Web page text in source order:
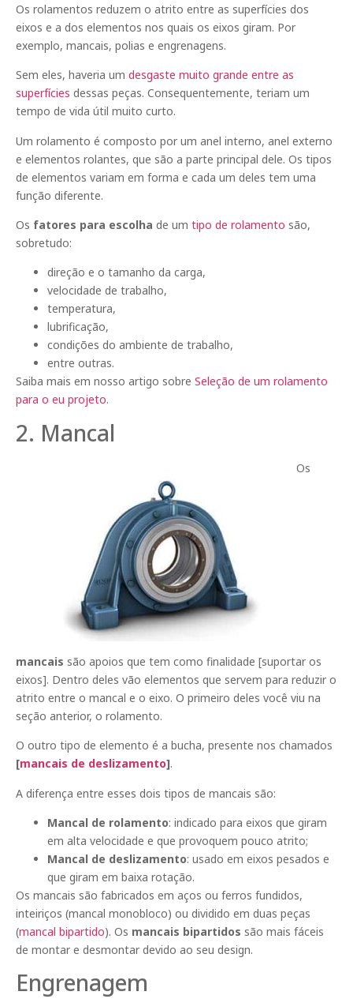
Os rolamentos reduzem o atrito entre as superfícies dos
eixos e a dos elementos nos quais os eixos giram. Por
exemplo, mancais, polias e engrenagens.
Sem eles, haveria um desgaste muito grande entre as
superfícies dessas peças. Consequentemente, teriam um
tempo de vida útil muito curto.
Um rolamento é composto por um anel interno, anel externo
e elementos rolantes, que são a parte principal dele. Os tipos
de elementos variam em forma e cada um deles tem uma
função diferente.
Os fatores para escolha de um tipo de rolamento são,
sobretudo:
direção e o tamanho da carga,
velocidade de trabalho,
temperatura,
lubrificação,
condições do ambiente de trabalho,
entre outras.
Saiba mais em nosso artigo sobre Seleção de um rolamento
para o eu projeto.
2. Mancal
Os
mancais são apoios que tem como finalidade [suportar os
eixos]. Dentro deles vão elementos que servem para reduzir o
atrito entre o mancal e o eixo. O primeiro deles você viu na
seção anterior, o rolamento.
O outro tipo de elemento é a bucha, presente nos chamados
[mancais de deslizamento].
A diferença entre esses dois tipos de mancais são:
Mancal de rolamento: indicado para eixos que giram
em alta velocidade e que provoquem pouco atrito;
Mancal de deslizamento: usado em eixos pesados e
que giram em baixa rotação.
Os mancais são fabricados em aços ou ferros fundidos,
inteiriços (mancal monobloco) ou dividido em duas peças
(mancal bipartido). Os mancais bipartidos são mais fáceis
de montar e desmontar devido ao seu design.
Engrenagem